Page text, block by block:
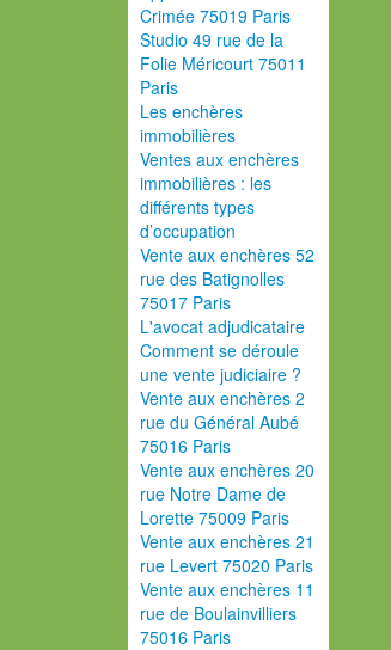
Crimée 75019 Paris
Studio 49 rue de la
Folie Méricourt 75011
Paris
Les enchères
immobilières
Ventes aux enchères
immobilières : les
différents types
d’occupation
Vente aux enchères 52
rue des Batignolles
75017 Paris
L'avocat adjudicataire
Comment se déroule
une vente judiciaire ?
Vente aux enchères 2
rue du Général Aubé
75016 Paris
Vente aux enchères 20
rue Notre Dame de
Lorette 75009 Paris
Vente aux enchères 21
rue Levert 75020 Paris
Vente aux enchères 11
rue de Boulainvilliers
75016 Paris